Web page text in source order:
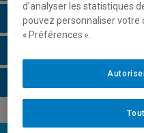
Horaire - Été 2026
d’analyser les statistiques
pouvez personnaliser votre
« Préférences ».